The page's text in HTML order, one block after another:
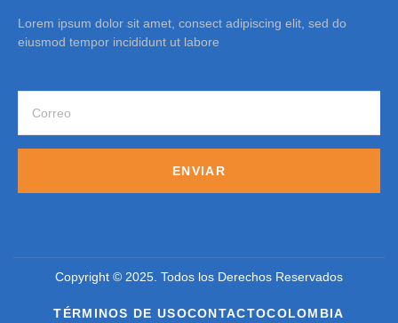
Lorem ipsum dolor sit amet, consect adipiscing elit, sed do
eiusmod tempor incididunt ut labore
ENVIAR
Copyright © 2025. Todos los Derechos Reservados
TÉRMINOS DE USOCONTACTOCOLOMBIA